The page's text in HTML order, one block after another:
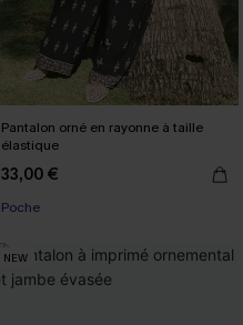
Pantalon orné en rayonne à taille
élastique
33,00 €
Poche
NEW